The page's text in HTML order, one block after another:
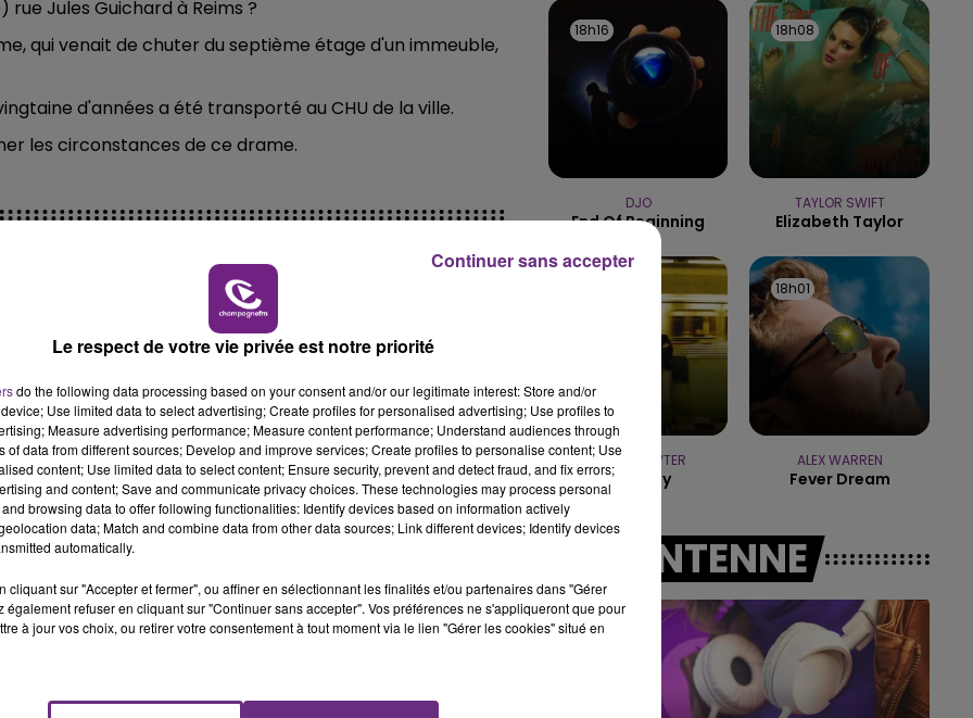
- CHAMPAGNE FM
19h15 - 20h00
LE BEST
Jules Guichard à Reims ?
qui venait de chuter du septième étage d'un immeuble,
d'années a été transporté au CHU de la ville.
les circonstances de ce drame.
UN FEU DE REMORQUE BLOQUE LA
CIRCULATION DANS LES ARDENNES
Un feu de remorque s'est déclaré ce mercredi
en fin de matinée sur l'A34.
18h16
18h16
DJO
End Of Beginning
18h08
18h08
TAYLOR SWIFT
Elizabeth Taylor
DANIEL POWTER
Bad Day
18h01
18h01
ALEX WARREN
Fever Dream
A L'ANTENNE
Le respect de votre vie privée est notre priorité
do the following data processing based on your consent and/or our legitimate interest: Store and/or
Use limited data to select advertising; Create profiles for personalised advertising; Use profiles to
Measure advertising performance; Measure content performance; Understand audiences through
of data from different sources; Develop and improve services; Create profiles to personalise content; Use
content; Use limited data to select content; Ensure security, prevent and detect fraud, and fix errors;
and content; Save and communicate privacy choices. These technologies may process personal
browsing data to offer following functionalities: Identify devices based on information actively
data; Match and combine data from other data sources; Link different devices; Identify devices
automatically.
cliquant sur "Accepter et fermer", ou affiner en sélectionnant les finalités et/ou partenaires dans "Gérer
également refuser en cliquant sur "Continuer sans accepter". Vos préférences ne s'appliqueront que pour
à jour vos choix, ou retirer votre consentement à tout moment via le lien "Gérer les cookies" situé en
Continuer sans accepter